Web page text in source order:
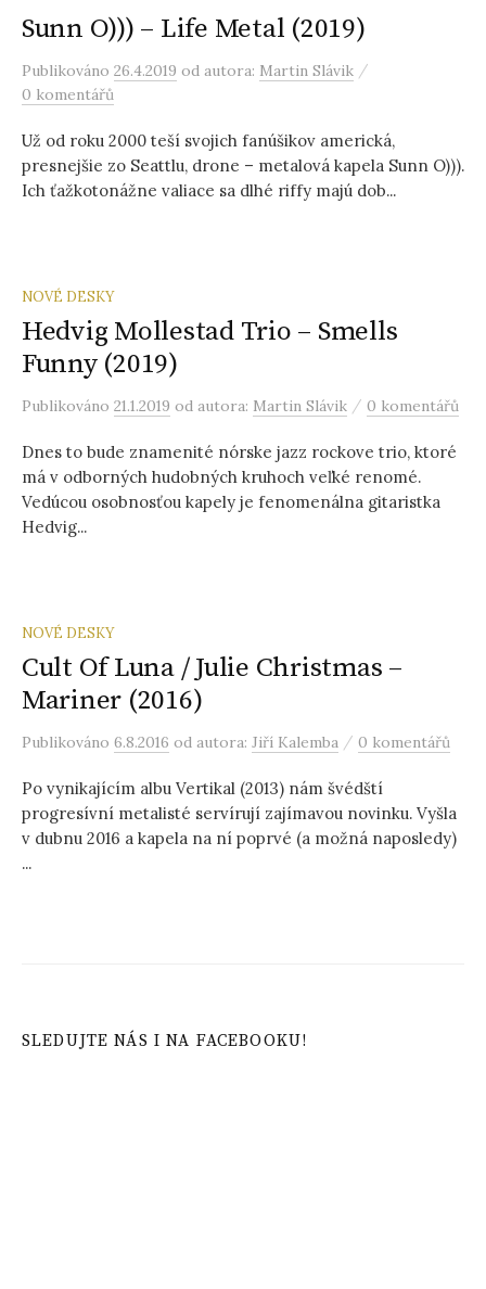
Sunn O))) – Life Metal (2019)
Publikováno 26.4.2019 od autora: Martin Slávik /
0 komentářů
Už od roku 2000 teší svojich fanúšikov americká,
presnejšie zo Seattlu, drone – metalová kapela Sunn O))).
Ich ťažkotonážne valiace sa dlhé riffy majú dob...
NOVÉ DESKY
Hedvig Mollestad Trio – Smells
Funny (2019)
Publikováno 21.1.2019 od autora: Martin Slávik / 0 komentářů
Dnes to bude znamenité nórske jazz rockove trio, ktoré
má v odborných hudobných kruhoch veľké renomé.
Vedúcou osobnosťou kapely je fenomenálna gitaristka
Hedvig...
NOVÉ DESKY
Cult Of Luna / Julie Christmas –
Mariner (2016)
Publikováno 6.8.2016 od autora: Jiří Kalemba / 0 komentářů
Po vynikajícím albu Vertikal (2013) nám švédští
progresívní metalisté servírují zajímavou novinku. Vyšla
v dubnu 2016 a kapela na ní poprvé (a možná naposledy)
...
SLEDUJTE NÁS I NA FACEBOOKU!